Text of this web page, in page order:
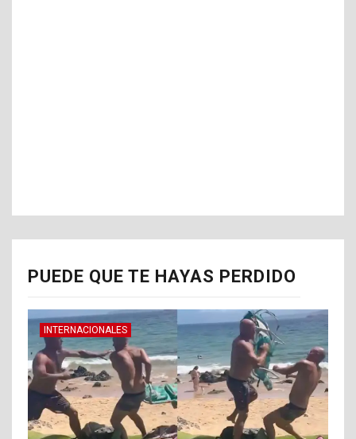
PUEDE QUE TE HAYAS PERDIDO
INTERNACIONALES